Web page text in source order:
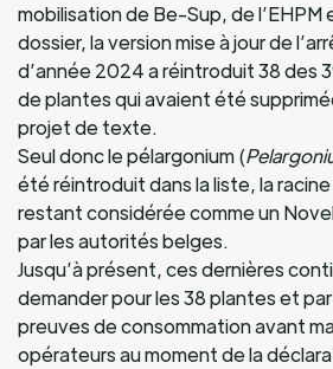
mobilisation de Be-Sup, de
dossier, la version mise à jour de
d’année 2024 a réintroduit 38 des
de plantes qui avaient été
projet de texte.
Seul donc le pélargonium (
été réintroduit dans la liste, la
restant considérée comme un
par les autorités belges.
Jusqu’à présent, ces dernières
demander pour les 38 plantes et
preuves de consommation avant
opérateurs au moment de la